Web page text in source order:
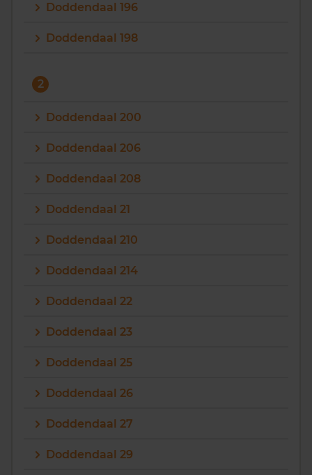
Doddendaal 196
Doddendaal 198
2
Doddendaal 200
Doddendaal 206
Doddendaal 208
Doddendaal 21
Doddendaal 210
Doddendaal 214
Doddendaal 22
Doddendaal 23
Doddendaal 25
Doddendaal 26
Doddendaal 27
Doddendaal 29